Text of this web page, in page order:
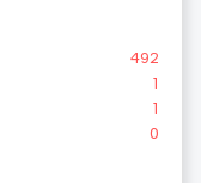
492
1
1
0